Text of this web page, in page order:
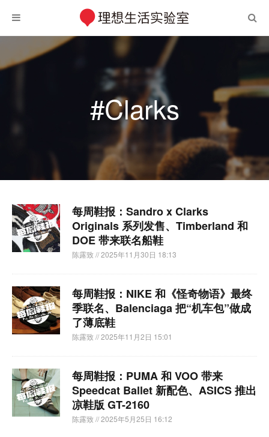
#Clarks
每周鞋报：Sandro x Clarks
Originals 系列发售、Timberland 和
DOE 带来联名船鞋
陈露致// 2025年11月30日 18:13
每周鞋报：NIKE 和《怪奇物语》最终
季联名、Balenciaga 把“机车包”做成
了薄底鞋
陈露致// 2025年11月2日 15:01
每周鞋报：PUMA 和 VOO 带来
Speedcat Ballet 新配色、ASICS 推出
凉鞋版 GT-2160
陈露致// 2025年5月25日 16:12